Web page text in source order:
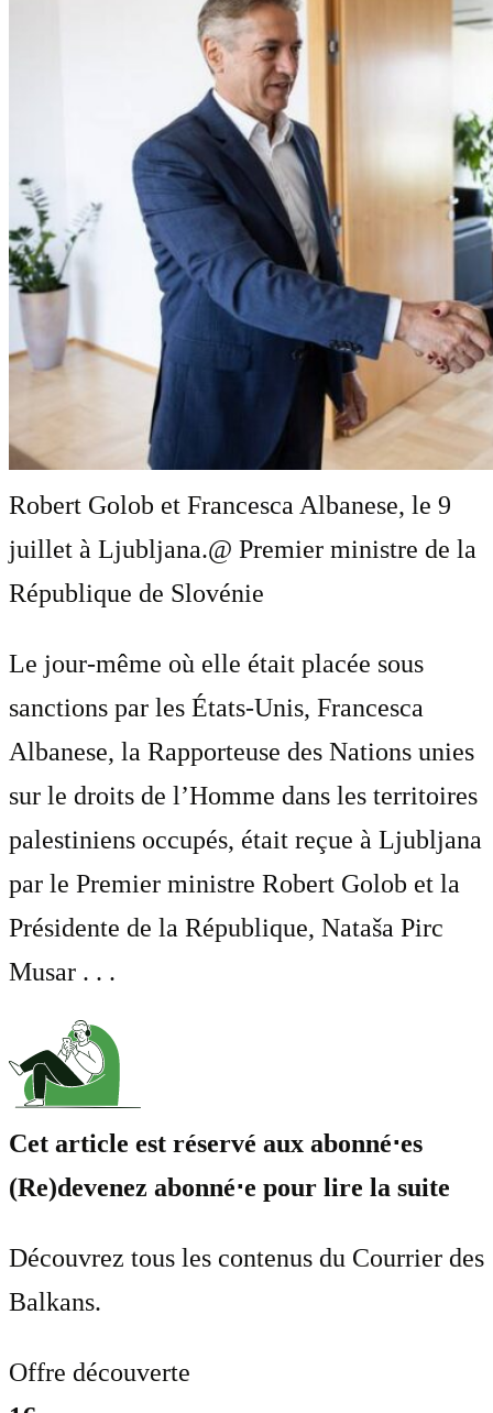
Robert Golob et Francesca Albanese, le 9
juillet à Ljubljana.@ Premier ministre de la
République de Slovénie
Le jour-même où elle était placée sous
sanctions par les États-Unis, Francesca
Albanese, la Rapporteuse des Nations unies
sur le droits de l’Homme dans les territoires
palestiniens occupés, était reçue à Ljubljana
par le Premier ministre Robert Golob et la
Présidente de la République, Nataša Pirc
Musar . . .
Cet article est réservé aux abonné⋅es
(Re)devenez abonné⋅e pour lire la suite
Découvrez tous les contenus du Courrier des
Balkans.
Offre découverte